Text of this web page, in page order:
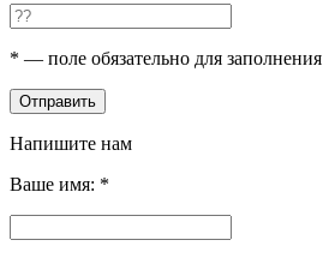
* — поле обязательно для заполнения
Отправить
Напишите нам
Ваше имя: *